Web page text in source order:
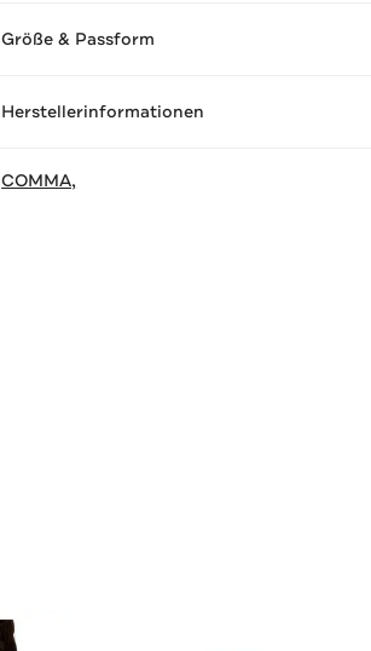
Größe & Passform
Herstellerinformationen
COMMA,